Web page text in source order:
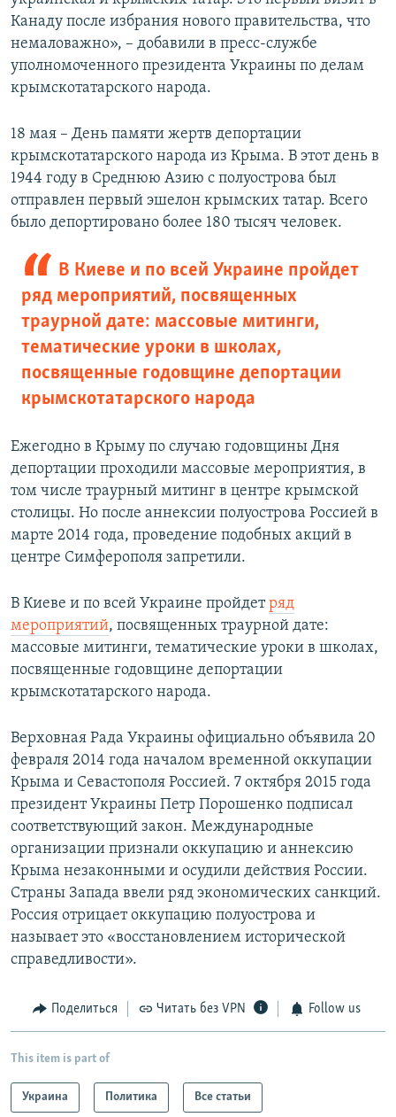
Канаду после избрания нового правительства, что
немаловажно», – добавили в пресс-службе
уполномоченного президента Украины по делам
крымскотатарского народа.
18 мая – День памяти жертв депортации
крымскотатарского народа из Крыма. В этот день в
1944 году в Среднюю Азию с полуострова был
отправлен первый эшелон крымских татар. Всего
было депортировано более 180 тысяч человек.
В Киеве и по всей Украине пройдет
ряд мероприятий, посвященных
траурной дате: массовые митинги,
тематические уроки в школах,
посвященные годовщине депортации
крымскотатарского народа
Ежегодно в Крыму по случаю годовщины Дня
депортации проходили массовые мероприятия, в
том числе траурный митинг в центре крымской
столицы. Но после аннексии полуострова Россией в
марте 2014 года, проведение подобных акций в
центре Симферополя запретили.
В Киеве и по всей Украине пройдетряд
мероприятий, посвященных траурной дате:
массовые митинги, тематические уроки в школах,
посвященные годовщине депортации
крымскотатарского народа.
Верховная Рада Украины официально объявила 20
февраля 2014 года началом временной оккупации
Крыма и Севастополя Россией. 7 октября 2015 года
президент Украины Петр Порошенко подписал
соответствующий закон. Международные
организации признали оккупацию и аннексию
Крыма незаконными и осудили действия России.
Страны Запада ввели ряд экономических санкций.
Россия отрицает оккупацию полуострова и
называет это «восстановлением исторической
справедливости».
Поделиться Читать без VPN Follow us
This item is part of
Украина Политика Все статьи